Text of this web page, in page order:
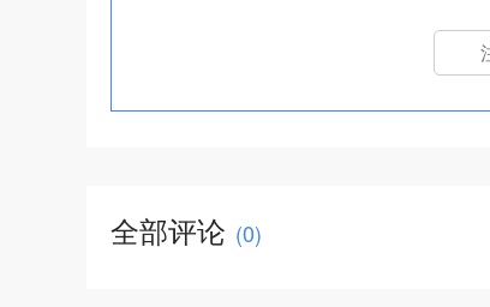
全部评论 (0)